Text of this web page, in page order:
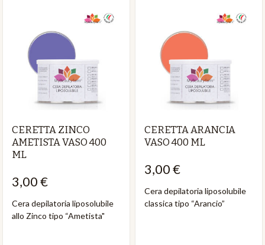
CERETTA ZINCO
AMETISTA VASO 400
ML
3,00 €
Cera depilatoria liposolubile
allo Zinco tipo “Ametista"
CERETTA ARANCIA
VASO 400 ML
3,00 €
Cera depilatoria liposolubile
classica tipo “Arancio”